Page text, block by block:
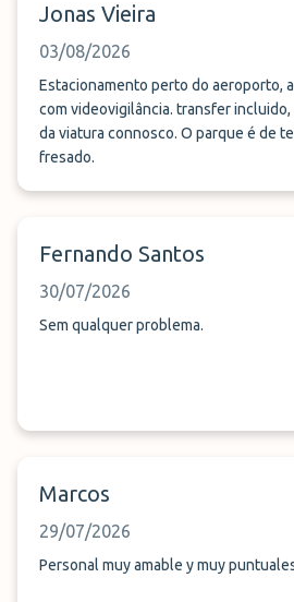
Jonas Vieira
03/08/2026
Estacionamento perto do aeroporto,
com videovigilância. transfer incluido,
da viatura connosco. O parque é de
fresado.
Fernando Santos
30/07/2026
Sem qualquer problema.
Marcos
29/07/2026
Personal muy amable y muy